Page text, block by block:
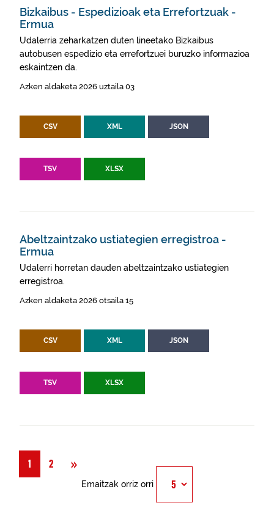
Bizkaibus - Espedizioak eta Errefortzuak -
Ermua
Udalerria zeharkatzen duten lineetako Bizkaibus
autobusen espedizio eta errefortzuei buruzko informazioa
eskaintzen da.
Azken aldaketa 2026 uztaila 03
CSV XML JSON
TSV XLSX
Abeltzaintzako ustiategien erregistroa -
Ermua
Udalerri horretan dauden abeltzaintzako ustiategien
erregistroa.
Azken aldaketa 2026 otsaila 15
CSV XML JSON
TSV XLSX
1 2 »Hurrengoa
Emaitzak orriz orri